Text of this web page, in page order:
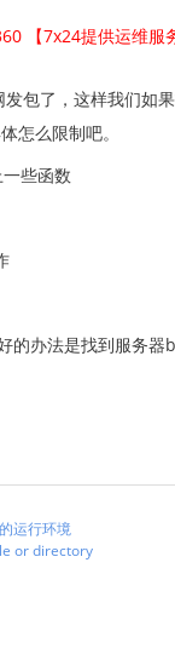
【7x24提供运维服
包了，这样我们如
怎么限制吧。
些函数
办法是找到服务器
运行环境
or directory